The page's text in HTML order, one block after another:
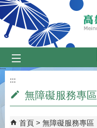
跳到主要內容區塊
:::
:::
無障礙服務專區
首頁 無障礙服務專區